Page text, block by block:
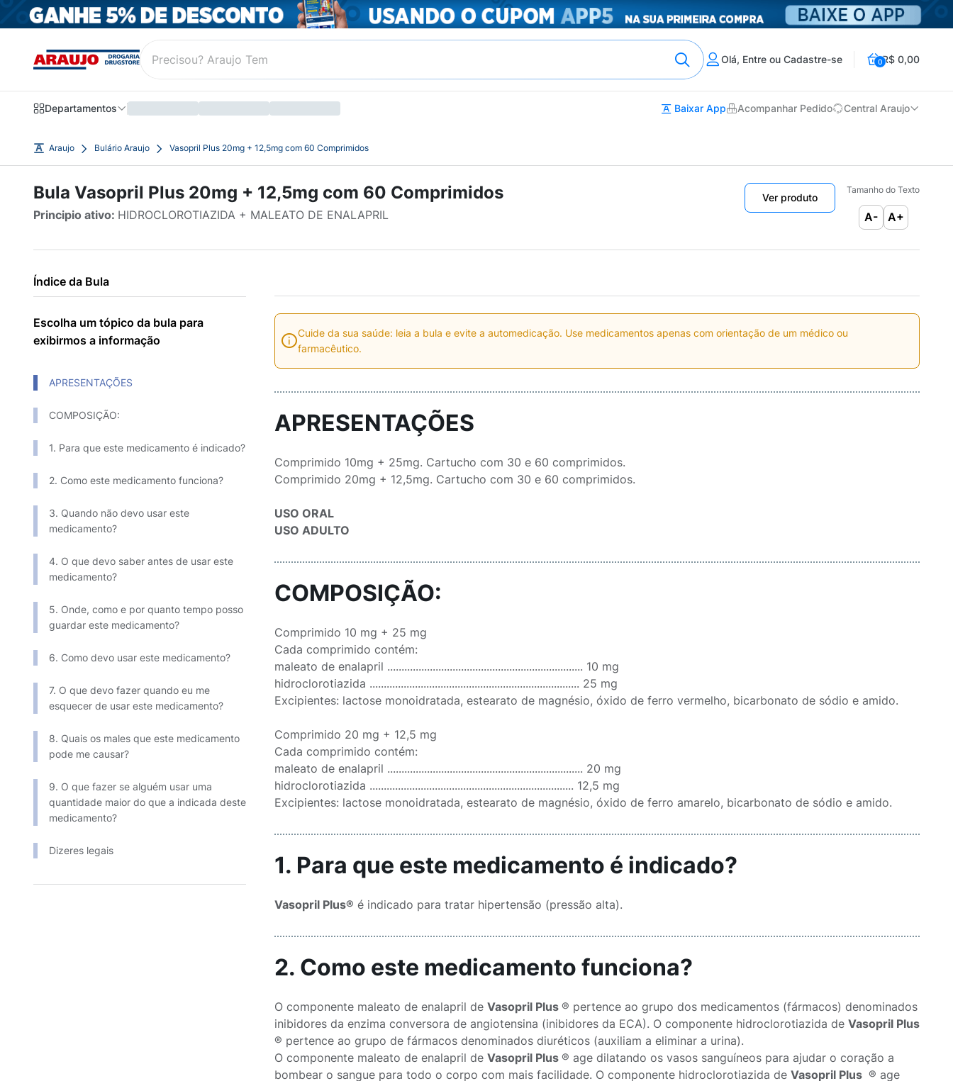
Olá, Entre ou Cadastre-se 0R$ 0,00
Departamentos Baixar App Acompanhar Pedido Central Araujo
Araujo Bulário Araujo Vasopril Plus 20mg + 12,5mg com 60 Comprimidos
Bula Vasopril Plus 20mg + 12,5mg com 60 Comprimidos
Principio ativo: HIDROCLOROTIAZIDA + MALEATO DE ENALAPRIL
Ver produto
Tamanho do Texto
A- A+
Índice da Bula
Escolha um tópico da bula para
exibirmos a informação
APRESENTAÇÕES
COMPOSIÇÃO:
1. Para que este medicamento é indicado?
2. Como este medicamento funciona?
3. Quando não devo usar este
medicamento?
4. O que devo saber antes de usar este
medicamento?
5. Onde, como e por quanto tempo posso
guardar este medicamento?
6. Como devo usar este medicamento?
7. O que devo fazer quando eu me
esquecer de usar este medicamento?
8. Quais os males que este medicamento
pode me causar?
9. O que fazer se alguém usar uma
quantidade maior do que a indicada deste
medicamento?
Dizeres legais
Cuide da sua saúde: leia a bula e evite a automedicação. Use medicamentos apenas com orientação de um médico ou
farmacêutico.
APRESENTAÇÕES
Comprimido 10mg + 25mg. Cartucho com 30 e 60 comprimidos.
Comprimido 20mg + 12,5mg. Cartucho com 30 e 60 comprimidos.
USO ORAL
USO ADULTO
COMPOSIÇÃO:
Comprimido 10 mg + 25 mg
Cada comprimido contém:
maleato de enalapril ..................................................................... 10 mg
hidroclorotiazida .......................................................................... 25 mg
Excipientes: lactose monoidratada, estearato de magnésio, óxido de ferro vermelho, bicarbonato de sódio e amido.
Comprimido 20 mg + 12,5 mg
Cada comprimido contém:
maleato de enalapril ..................................................................... 20 mg
hidroclorotiazida ........................................................................ 12,5 mg
Excipientes: lactose monoidratada, estearato de magnésio, óxido de ferro amarelo, bicarbonato de sódio e amido.
1. Para que este medicamento é indicado?
Vasopril Plus® é indicado para tratar hipertensão (pressão alta).
2. Como este medicamento funciona?
O componente maleato de enalapril de Vasopril Plus ® pertence ao grupo dos medicamentos (fármacos) denominados
inibidores da enzima conversora de angiotensina (inibidores da ECA). O componente hidroclorotiazida de Vasopril Plus
® pertence ao grupo de fármacos denominados diuréticos (auxiliam a eliminar a urina).
O componente maleato de enalapril de Vasopril Plus ® age dilatando os vasos sanguíneos para ajudar o coração a
bombear o sangue para todo o corpo com mais facilidade. O componente hidroclorotiazida de Vasopril Plus ® age